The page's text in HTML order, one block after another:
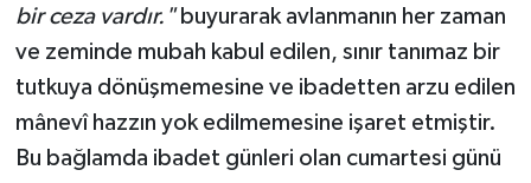
bir ceza vardır."buyurarak avlanmanın her zaman
ve zeminde mubah kabul edilen, sınır tanımaz bir
tutkuya dönüşmemesine ve ibadetten arzu edilen
mânevî hazzın yok edilmemesine işaret etmiştir.
Bu bağlamda ibadet günleri olan cumartesi günü